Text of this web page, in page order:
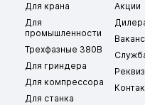
Для крана
Для
промышленности
Трехфазные 380В
Для гриндера
Для компрессора
Для станка
Акции